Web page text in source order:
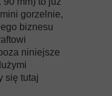
gorzelnie,
biznesu
niniejsze
się tutaj